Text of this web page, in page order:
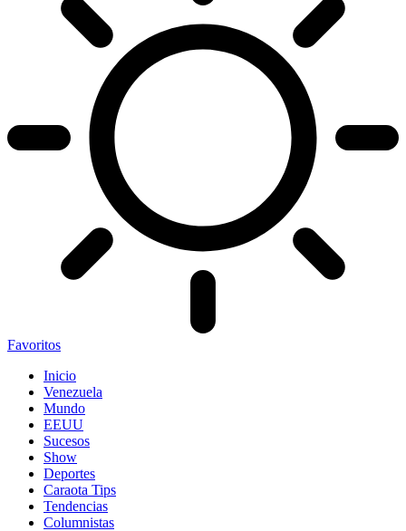
Favoritos
Inicio
Venezuela
Mundo
EEUU
Sucesos
Show
Deportes
Caraota Tips
Tendencias
Columnistas